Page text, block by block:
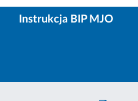
Instrukcja BIP MJO